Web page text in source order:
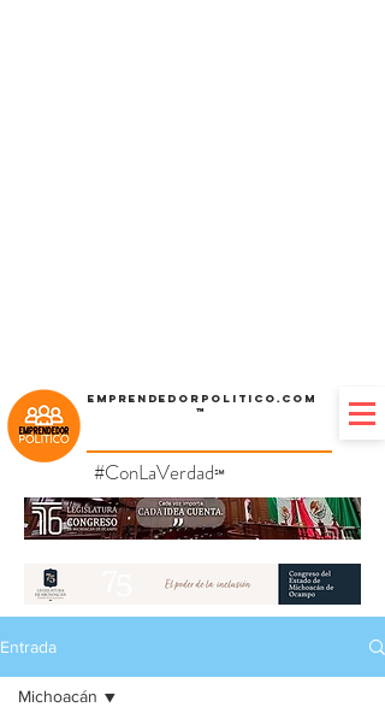
Emprendedorpolitico.com
™
#ConLaVerdad℠
Entrada
Michoacán